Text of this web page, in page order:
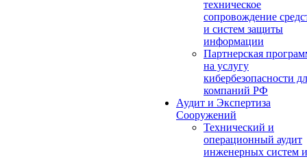
техническое
сопровождение
и систем защиты
информации
Партнерская
на услугу
кибербезопасности
компаний РФ
Аудит и Экспертиза
Сооружений
Технический и
операционный аудит
инженерных систем и